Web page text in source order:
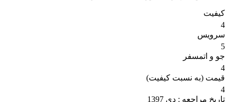
کیفیت
4
سرویس
5
جو و اتمسفر
4
قیمت (به نسبت کیفیت)
4
تاریخ مراجعه : دی 1397